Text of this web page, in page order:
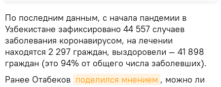
По последним данным, с начала пандемии в
Узбекистане зафиксировано 44 557 случаев
заболевания коронавирусом, на лечении
находятся 2 297 граждан, выздоровели — 41 898
граждан (это 94% от общего числа заболевших).
Ранее Отабеков поделился мнением , можно ли